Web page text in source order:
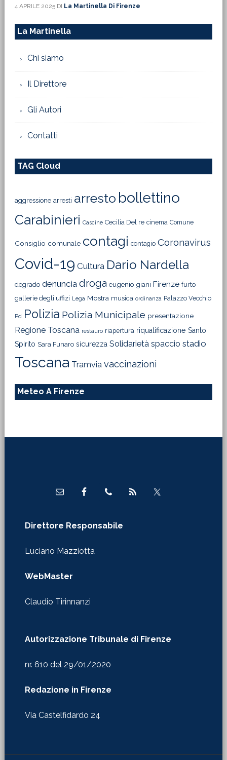
4 APRILE 2025DI La Martinella Di Firenze
La Martinella
Chi siamo
Il Direttore
Gli Autori
Contatti
TAG Cloud
aggressione arresti arresto bollettino
Carabinieri Cascine Cecilia Del re cinema Comune
Consiglio comunale contagi contagio Coronavirus
Covid-19 Cultura Dario Nardella
degrado denuncia droga eugenio giani Firenze furto
gallerie degli uffizi Lega Mostra musica ordinanza Palazzo Vecchio
Pd Polizia Polizia Municipale presentazione
Regione Toscana restauro riapertura riqualificazione Santo
Spirito Sara Funaro sicurezza Solidarietà spaccio stadio
Toscana Tramvia vaccinazioni
Meteo A Firenze
Direttore Responsabile
Luciano Mazziotta
WebMaster
Claudio Tirinnanzi
Autorizzazione Tribunale di Firenze
nr. 610 del 29/01/2020
Redazione in Firenze
Via Castelfidardo 24